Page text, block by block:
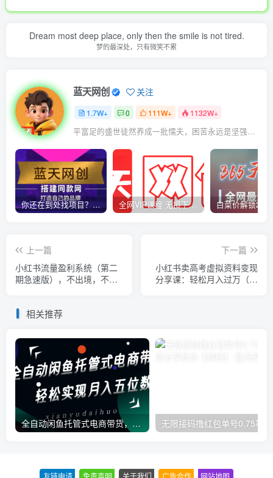
Dream most deep place, only then the smile is not tired.
梦的最深处，只有微笑不累
蓝天网创 关注
1.7W+ 0 111W+ 1132W+
平富足的盛世徒然养成一批懦夫，困苦永远是坚强之母
你还在到处找项目？还在当韭菜？我靠卖项目一个月收入5万+，曾经我也是个失败者。 全网VIP课程 无损下载~
上一篇
小红书流量盈利系统（第二
期急速版），不出境，不露
下一篇
小红书卖高考虚拟资料变现
分享课：轻松月入过万（视
相关推荐
全自动闲鱼托管式电商带货，一部手机和一个闲鱼号就可以开干，轻松实现月入五位数